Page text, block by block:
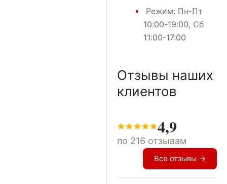
Режим: Пн-Пт
10:00-19:00, Сб
11:00-17:00
Отзывы наших
клиентов
4,9
по 216 отзывам
Все отзывы →